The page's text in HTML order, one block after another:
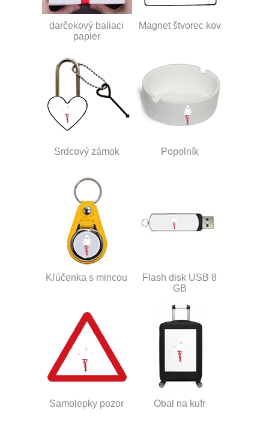
darčekový baliaci
papier
Magnet štvorec kov
Srdcový zámok Popolník
Kľúčenka s mincou
Flash disk USB 8
GB
Samolepky pozor Obal na kufr